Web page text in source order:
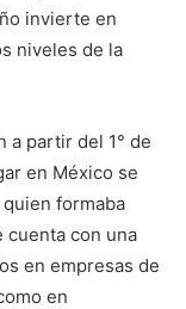
invierte en
niveles de la
a partir del 1° de
en México se
formaba
cuenta con una
en empresas de
en